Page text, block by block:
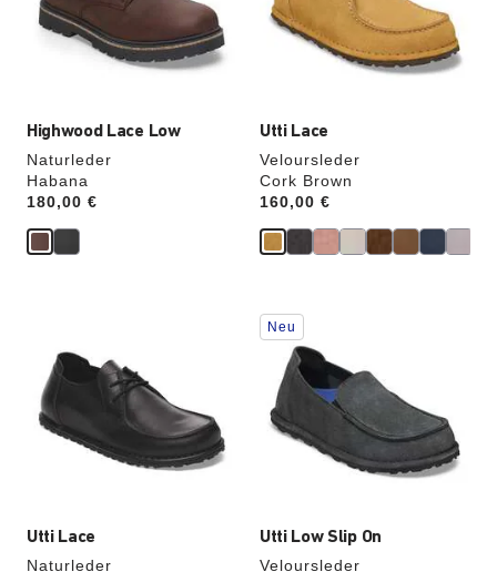
Highwood Lace Low
Naturleder
Habana
Price:
180,00 €
die
Produktbilder
aktualisiert.
Utti Lace
Veloursleder
Cork Brown
Price:
160,00 €
die
Produktbilder
aktualisiert.
Utti Lace
Naturleder
Farben
werden
die
Produktbilder
aktualisiert.
Utti Low Slip On
Veloursleder
Durch
Anklicken
Farben
werden
die
Produktbilder
aktualisiert.
Neu